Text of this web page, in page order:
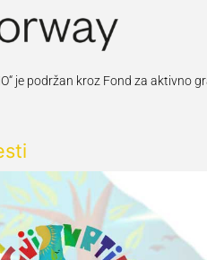
je podržan kroz Fond za aktivno